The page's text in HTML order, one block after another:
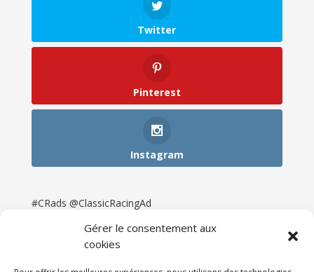
Gérer le consentement aux
cookies
Twitter
Pinterest
Instagram
#CRads @ClassicRacingAd